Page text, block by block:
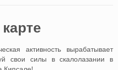
активность вырабатывает
свои силы в скалолазании в